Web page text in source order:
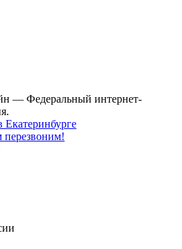
— Федеральный интернет-
Екатеринбурге
перезвоним!